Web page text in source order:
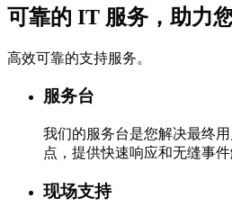
可靠的 IT 服务，助力
高效可靠的支持服务。
服务台
我们的服务台是您解决最终
点，提供快速响应和无缝事件
现场支持